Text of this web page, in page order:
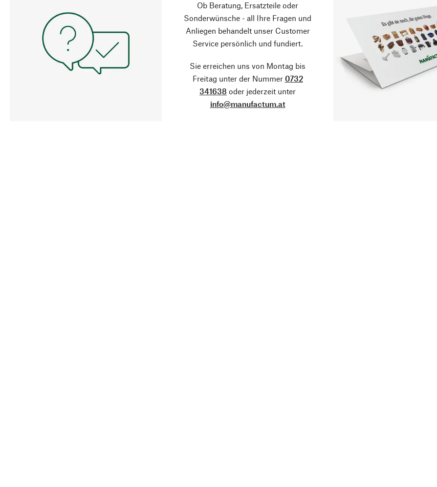
Ob Beratung, Ersatzteile oder
Sonderwünsche - all Ihre Fragen und
Anliegen behandelt unser Customer
Service persönlich und fundiert.
Sie erreichen uns von Montag bis
Freitag unter der Nummer 0732
341638 oder jederzeit unter
info@manufactum.at